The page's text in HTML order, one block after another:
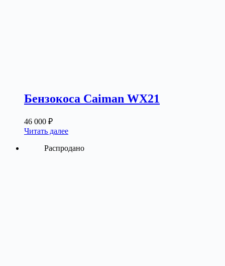
Бензокоса Caiman WX21
46 000 ₽
Читать далее
Распродано